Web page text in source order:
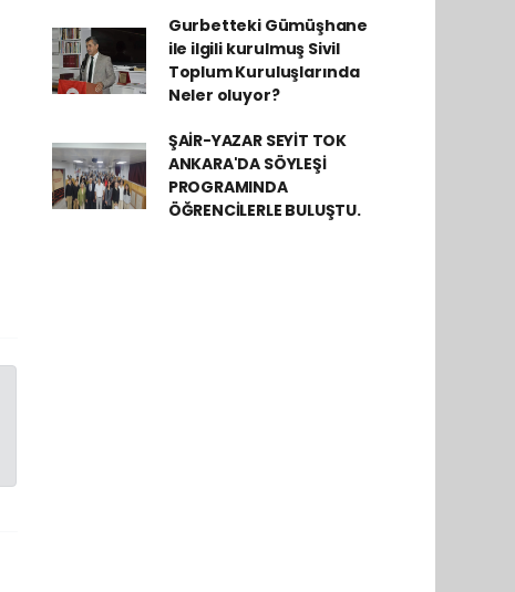
Gurbetteki Gümüşhane
ile ilgili kurulmuş Sivil
Toplum Kuruluşlarında
Neler oluyor?
ŞAİR-YAZAR SEYİT TOK
ANKARA'DA SÖYLEŞİ
PROGRAMINDA
ÖĞRENCİLERLE BULUŞTU.